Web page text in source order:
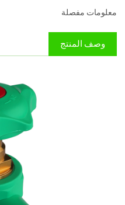
معلومات مفصلة
وصف المنتج